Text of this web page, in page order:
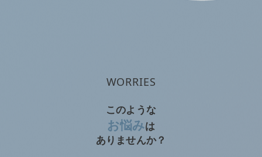
WORRIES
このような
お悩みは
ありませんか？